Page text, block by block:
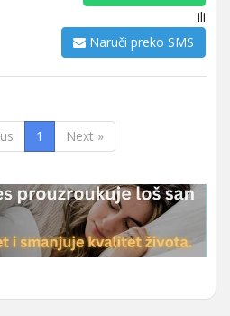
ili
Naruči preko SMS
1 Next »